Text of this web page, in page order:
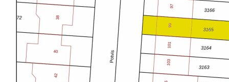
Middenwaard ligt op slechts 10 minuten afstand. Ook
scholen, sportvoorzieningen en recreatiegebieden
zijn eenvoudig bereikbaar. Dankzij de gunstige
ligging ben je bovendien snel onderweg richting
Alkmaar, Hoorn en Amsterdam. Rustig wonen met
alle voorzieningen binnen handbereik.
INDELING: